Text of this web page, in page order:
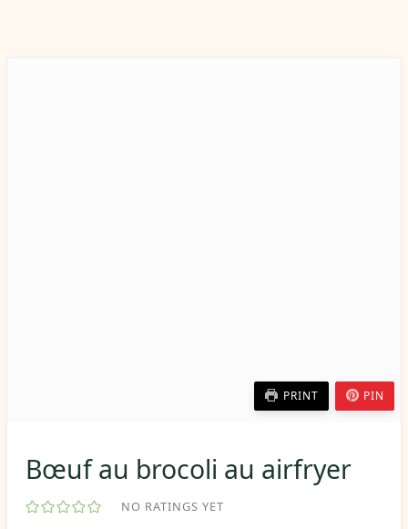
PRINT PIN
Bœuf au brocoli au airfryer
NO RATINGS YET